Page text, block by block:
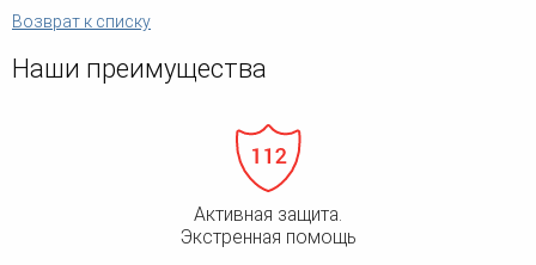
Возврат к списку
Наши преимущества
Активная защита.
Экстренная помощь